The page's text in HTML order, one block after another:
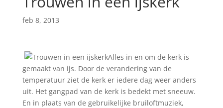
feb 8, 2013
Alles in en om de kerk is
gemaakt van ijs. Door de verandering van de
temperatuur ziet de kerk er iedere dag weer anders
uit. Het gangpad van de kerk is bedekt met sneeuw.
En in plaats van de gebruikelijke bruiloftmuziek,